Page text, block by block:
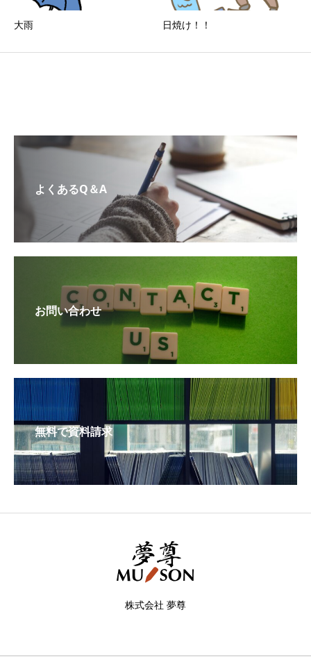
大雨 日焼け！！
よくあるQ＆A
お問い合わせ
無料で資料請求
株式会社 夢尊